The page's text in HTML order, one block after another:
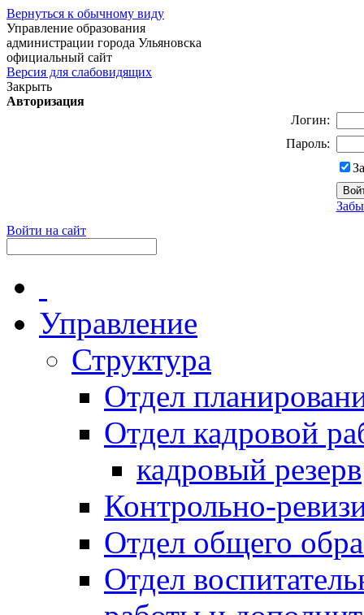
Вернуться к обычному виду
Управление образования
администрации города Ульяновска
официальный сайт
Версия для слабовидящих
Закрыть
Авторизация
Логин:
Пароль:
Войти на сайт
Управление
Структура
Отдел
Отдел кадровой
кадровый резерв
Контрольно-
Отдел общего
Отдел